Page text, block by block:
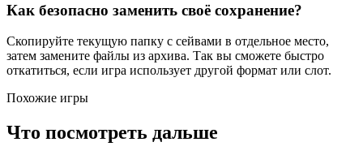
Как безопасно заменить своё сохранение?
Скопируйте текущую папку с сейвами в отдельное место,
затем замените файлы из архива. Так вы сможете быстро
откатиться, если игра использует другой формат или слот.
Похожие игры
Что посмотреть дальше